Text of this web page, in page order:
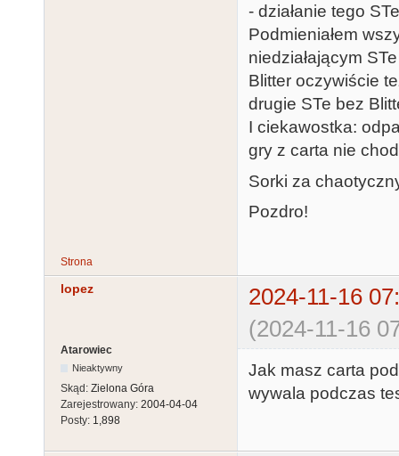
- działanie tego
Podmieniałem
niedziałającym STe
Blitter oczywiście
drugie STe bez
I ciekawostka:
gry z carta nie
Sorki za
Pozdro!
Strona
lopez
2024-11-16
(2024-11-16
Atarowiec
Nieaktywny
Skąd: Zielona Góra
Zarejestrowany: 2004-04-04
Posty: 1,898
Jak masz carta
wywala podczas